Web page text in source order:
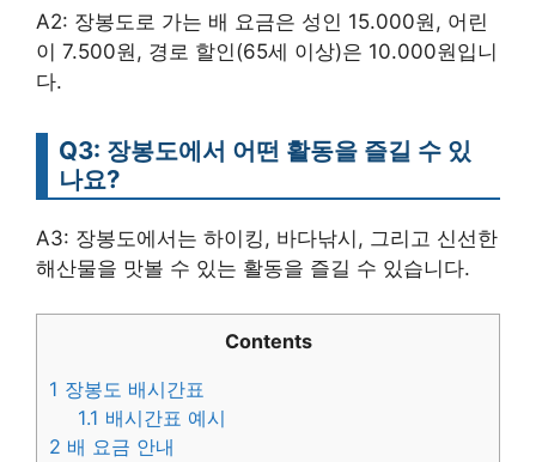
A2: 장봉도로 가는 배 요금은 성인 15.000원, 어린
이 7.500원, 경로 할인(65세 이상)은 10.000원입니
다.
Q3: 장봉도에서 어떤 활동을 즐길 수 있
나요?
A3: 장봉도에서는 하이킹, 바다낚시, 그리고 신선한
해산물을 맛볼 수 있는 활동을 즐길 수 있습니다.
Contents
1 장봉도 배시간표
1.1 배시간표 예시
2 배 요금 안내